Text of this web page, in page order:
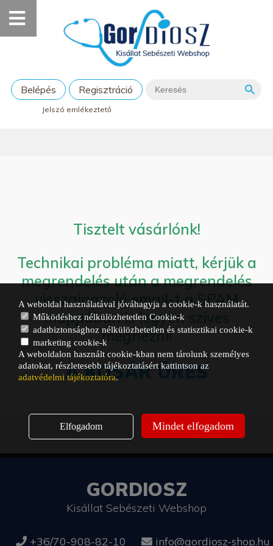
Belépés Regisztráció
Jelszó emlékeztető
Tisztelt vásárlónk!
Technikai probléma miatt, kérjük a
megrendelés után a megrendelés
visszaigazoló email-t a SPAM
mappában is legyen szíves
megnézni!
A KOSÁR ÜRES
GORDIOSZ
Kisállat Sebészeti Webshop
+36/70-908-82-10 info@gordiosz-shop.hu
A weboldal használatával jóváhagyja a cookie-k használatát.
Működéshez nélkülözhetetlen Cookie-k
adatbiztonsághoz nélkülözhetetlen és statisztikai cookie-k
marketing cookie-k
A weboldalon használt cookie-kban nem tárolunk személyes
adatokat, részletesebb tájékoztatásért kattintson az
adatvédelmi tájékoztatóra.
Elfogadom Mindet elfogadom